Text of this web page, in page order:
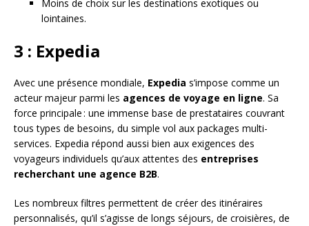
Moins de choix sur les destinations exotiques ou
lointaines.
3 : Expedia
Avec une présence mondiale, Expedia s’impose comme un
acteur majeur parmi les agences de voyage en ligne. Sa
force principale : une immense base de prestataires couvrant
tous types de besoins, du simple vol aux packages multi-
services. Expedia répond aussi bien aux exigences des
voyageurs individuels qu’aux attentes des entreprises
recherchant une agence B2B.
Les nombreux filtres permettent de créer des itinéraires
personnalisés, qu’il s’agisse de longs séjours, de croisières, de